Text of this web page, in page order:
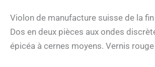
Violon de manufacture suisse de la
Dos en deux pièces aux ondes
épicéa à cernes moyens. Vernis